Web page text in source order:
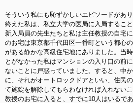
そういう私にも恥ずかしいエピソードがあ
終えた私は、私立大学の医局に入局するこ
新入局員の先生たちと私は主任教授の自宅
のお宅は東京都千代田区一番町という都心
がある静かな高級住宅地にありました。当
とがなかった私はマンションの入り口の前
ないことに戸惑っていました。すると、中
に、それがオートロックドアといい、住民
て施錠を解除してもらわなければ入れない
教授のお宅に入ると、すでに10人はいるで